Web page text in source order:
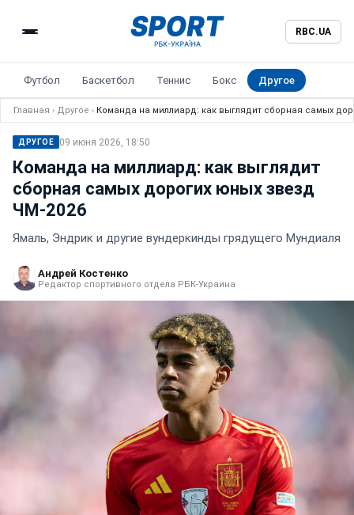
RBC.UA
Футбол Баскетбол Теннис Бокс Другое
Главная › Другое › Команда на миллиард: как выглядит сборная самых
ДРУГОЕ 09 июня 2026, 18:50
Команда на миллиард: как выглядит
сборная самых дорогих юных звезд
ЧМ-2026
Ямаль, Эндрик и другие вундеркинды грядущего Мундиаля
Андрей Костенко
Редактор спортивного отдела РБК-Украина